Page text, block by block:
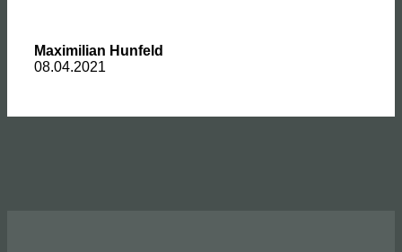
Maximilian Hunfeld
08.04.2021